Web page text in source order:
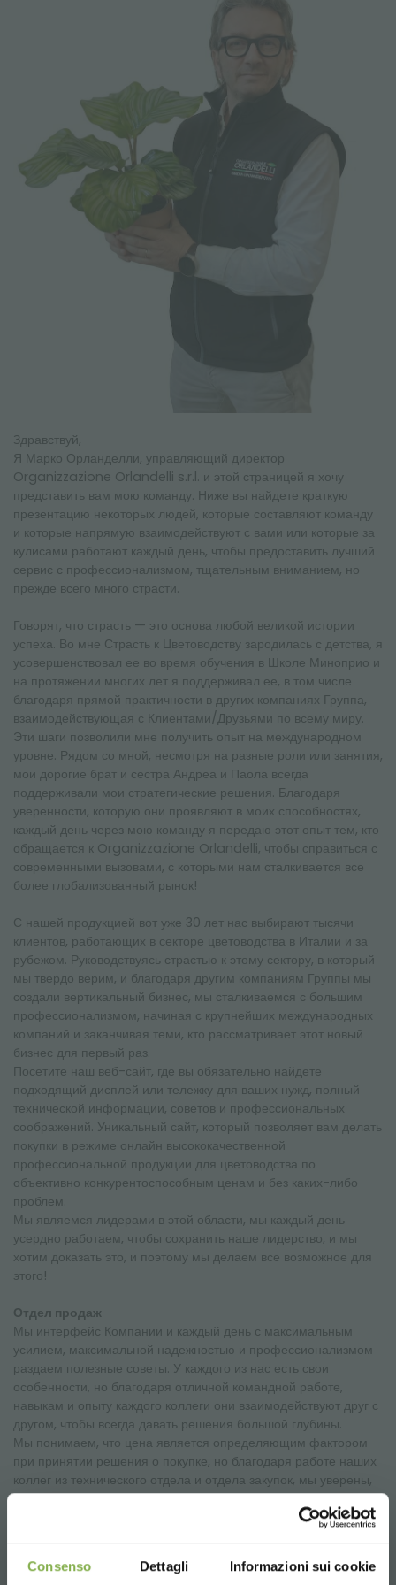
Consenso Dettagli Informazioni sui cookie
Здравствуй,
Я Марко Орланделли, управляющий директор
Organizzazione Orlandelli s.r.l. и этой страницей я хочу
представить вам мою команду. Ниже вы найдете краткую
презентацию некоторых людей, которые составляют команду
и которые напрямую взаимодействуют с вами или которые за
кулисами работают каждый день, чтобы предоставить лучший
сервис с профессионализмом, тщательным вниманием, но
прежде всего много страсти.
Говорят, что страсть — это основа любой великой истории
успеха. Во мне Страсть к Цветоводству зародилась с детства, я
усовершенствовал ее во время обучения в Школе Миноприо и
на протяжении многих лет я поддерживал ее, в том числе
благодаря прямой практичности в других компаниях Группа,
взаимодействующая с Клиентами/Друзьями по всему миру.
Эти шаги позволили мне получить опыт на международном
уровне. Рядом со мной, несмотря на разные роли или занятия,
мои дорогие брат и сестра Андреа и Паола всегда
поддерживали мои стратегические решения. Благодаря
уверенности, которую они проявляют в моих способностях,
каждый день через мою команду я передаю этот опыт тем, кто
обращается к Organizzazione Orlandelli, чтобы справиться с
современными вызовами, с которыми нам сталкивается все
более глобализованный рынок!
С нашей продукцией вот уже 30 лет нас выбирают тысячи
клиентов, работающих в секторе цветоводства в Италии и за
рубежом. Руководствуясь страстью к этому сектору, в который
мы твердо верим, и благодаря другим компаниям Группы мы
создали вертикальный бизнес, мы сталкиваемся с большим
профессионализмом, начиная с крупнейших международных
компаний и заканчивая теми, кто рассматривает этот новый
бизнес для первый раз.
Посетите наш веб-сайт, где вы обязательно найдете
подходящий дисплей или тележку для ваших нужд, полный
технической информации, советов и профессиональных
соображений. Уникальный сайт, который позволяет вам делать
покупки в режиме онлайн высококачественной
профессиональной продукции для цветоводства по
объективно конкурентоспособным ценам и без каких-либо
проблем.
Мы являемся лидерами в этой области, мы каждый день
усердно работаем, чтобы сохранить наше лидерство, и мы
хотим доказать это, и поэтому мы делаем все возможное для
этого!
Отдел продаж
Мы интерфейс Компании и каждый день с максимальным
усилием, максимальной надежностью и профессионализмом
раздаем полезные советы. У каждого из нас есть свои
особенности, но благодаря отличной командной работе,
навыкам и опыту каждого коллеги они взаимодействуют друг с
другом, чтобы всегда давать решения большой глубины.
Мы понимаем, что цена является определяющим фактором
при принятии решения о покупке, но благодаря работе наших
коллег из технического отдела и отдела закупок, мы уверены,
что предлагаем высококачественные материалы по
​​​​​​​Надежность и профессионализм к вашим услугам, и мы
этого!